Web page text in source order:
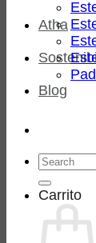
Atha
Blog
Buscar
Carrito